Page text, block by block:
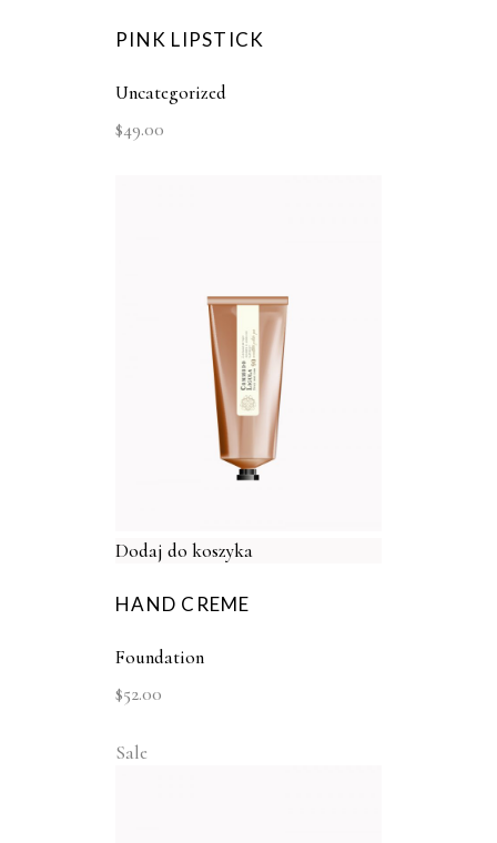
PINK LIPSTICK
Uncategorized
$49.00
Dodaj do koszyka
HAND CREME
Foundation
$52.00
Sale